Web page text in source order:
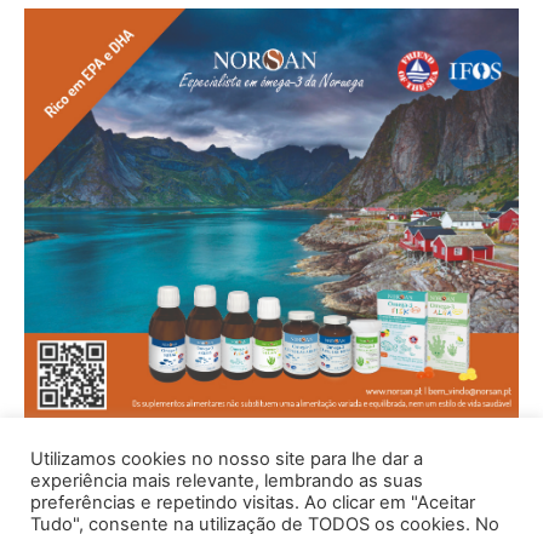
Utilizamos cookies no nosso site para lhe dar a
experiência mais relevante, lembrando as suas
preferências e repetindo visitas. Ao clicar em "Aceitar
Tudo", consente na utilização de TODOS os cookies. No